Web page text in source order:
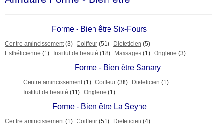
Forme - Bien être Six-Fours
Centre amincissement (3) Coiffeur (51) Dieteticien (5)
Esthéticienne (1) Institut de beauté (18) Massages (1) Onglerie (3)
Forme - Bien être Sanary
Centre amincissement (1) Coiffeur (38) Dieteticien (1)
Institut de beauté (11) Onglerie (1)
Forme - Bien être La Seyne
Centre amincissement (1) Coiffeur (51) Dieteticien (4)